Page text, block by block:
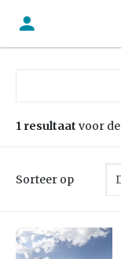
1 resultaat voor
Sorteer op